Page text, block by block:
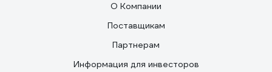
О Компании
Поставщикам
Партнерам
Информация для инвесторов